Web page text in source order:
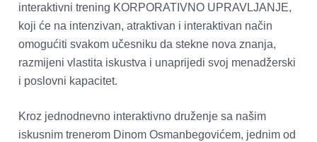
interaktivni trening KORPORATIVNO UPRAVLJANJE,
koji će na intenzivan, atraktivan i interaktivan način
omogućiti svakom učesniku da stekne nova znanja,
razmijeni vlastita iskustva i unaprijedi svoj menadžerski
i poslovni kapacitet.
Kroz jednodnevno interaktivno druženje sa našim
iskusnim trenerom Dinom Osmanbegovićem, jednim od